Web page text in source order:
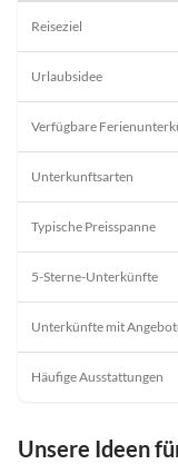
Reiseziel
Urlaubsidee
Verfügbare
Unterkunftsarten
Typische Preisspanne
5-Sterne-Unterkünfte
Unterkünfte mit
Häufige Ausstattungen
Unsere Ideen